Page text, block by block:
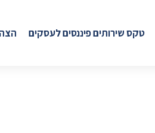
טקס שירותים פיננסים לעסקים